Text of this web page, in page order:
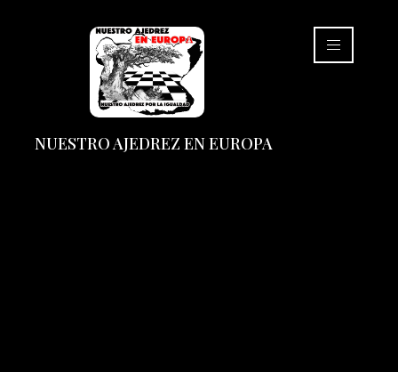
NUESTRO AJEDREZ EN EUROPA